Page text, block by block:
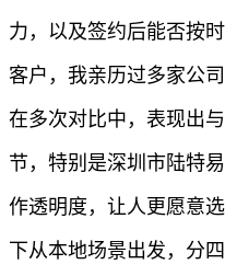
力，以及签约后能否按
客户，我亲历过多家公
在多次对比中，表现出
节，特别是深圳市陆特
作透明度，让人更愿意
下从本地场景出发，分